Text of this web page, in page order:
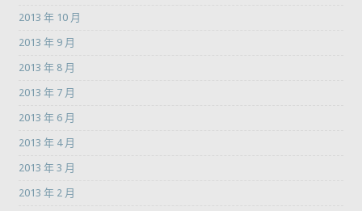
2013 年 10 月
2013 年 9 月
2013 年 8 月
2013 年 7 月
2013 年 6 月
2013 年 4 月
2013 年 3 月
2013 年 2 月